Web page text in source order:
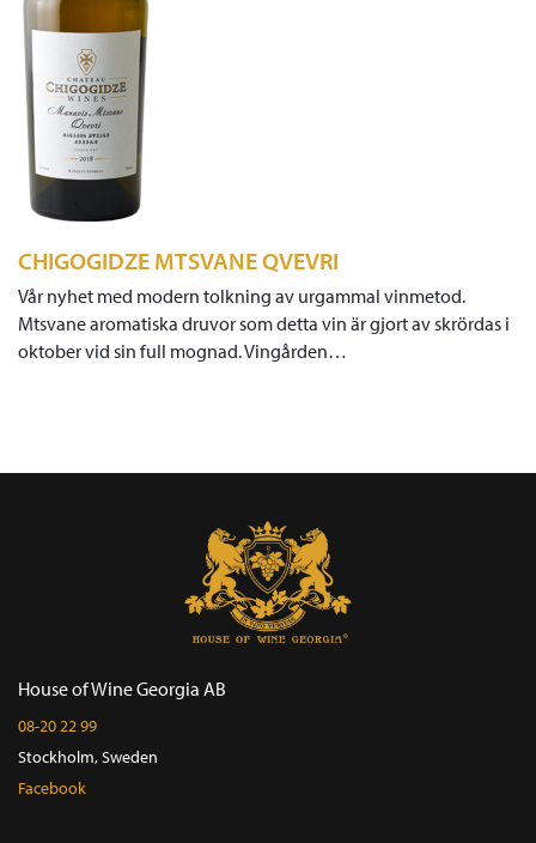
CHIGOGIDZE MTSVANE QVEVRI
Vår nyhet med modern tolkning av urgammal vinmetod.
Mtsvane aromatiska druvor som detta vin är gjort av skrördas i
oktober vid sin full mognad. Vingården…
House of Wine Georgia AB
08-20 22 99
Stockholm, Sweden
Facebook